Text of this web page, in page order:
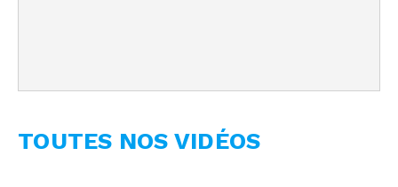
TOUTES NOS VIDÉOS